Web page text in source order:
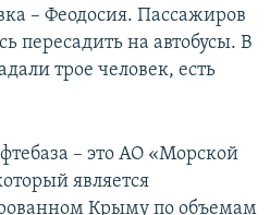
– Феодосия. Пассажиров
пересадить на автобусы. В
трое человек, есть
– это АО «Морской
является
Крыму по объемам